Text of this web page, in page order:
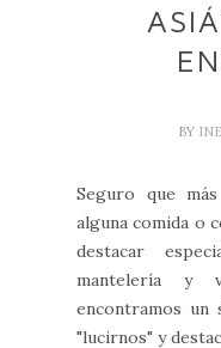
BY
Seguro que
alguna comida o
destacar
mantelería y
encontramos un
"lucirnos" y